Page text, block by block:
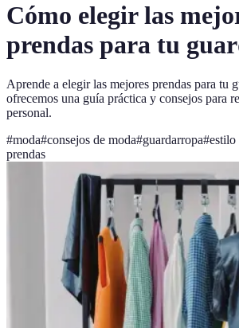
Cómo elegir las
prendas para tu
Aprende a elegir las mejores prendas para tu
ofrecemos una guía práctica y consejos para
personal.
#moda#consejos de moda#guardarropa#estilo
prendas